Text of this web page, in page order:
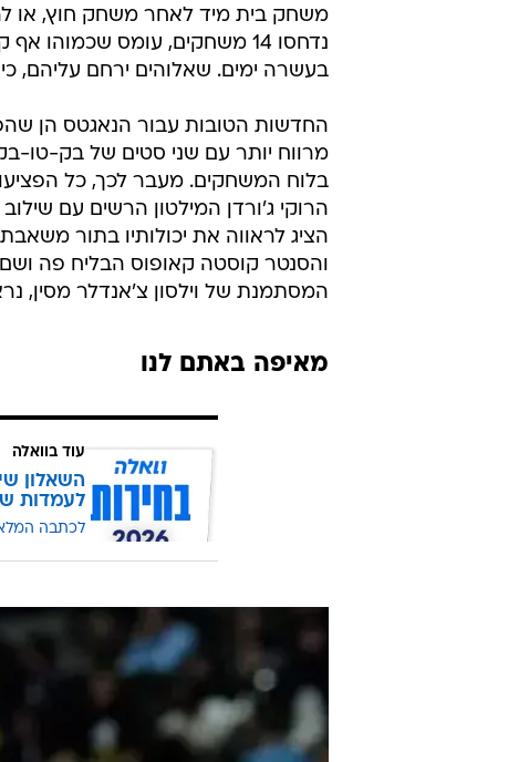
בעשרה ימים. שאלוהים ירחם עליהם,
החדשות הטובות עבור הנאגטס הן
מרווח יותר עם שני סטים של בק-טו-
בלוח המשחקים. מעבר לכך, כל
הרוקי ג'ורדן המילטון הרשים עם
הציג לראווה את יכולותיו בתור
והסנטר קוסטה קאופוס הבליח פה
המסתמנת של וילסון צ'אנדלר מסין,
מאיפה באתם לנו
עוד בוואלה
השאלון
לעמדות
לכתבה